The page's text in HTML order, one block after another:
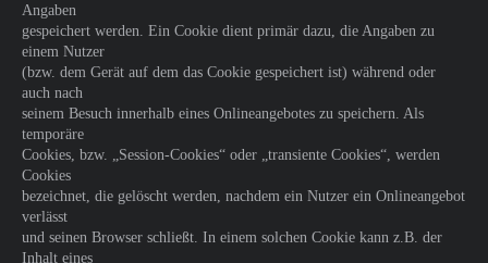
Angaben
gespeichert werden. Ein Cookie dient primär dazu, die Angaben zu
einem Nutzer
(bzw. dem Gerät auf dem das Cookie gespeichert ist) während oder
auch nach
seinem Besuch innerhalb eines Onlineangebotes zu speichern. Als
temporäre
Cookies, bzw. „Session-Cookies“ oder „transiente Cookies“, werden
Cookies
bezeichnet, die gelöscht werden, nachdem ein Nutzer ein Onlineangebot
verlässt
und seinen Browser schließt. In einem solchen Cookie kann z.B. der
Inhalt eines